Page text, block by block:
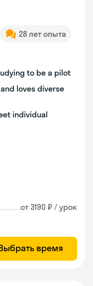
28 лет опыта
to be a pilot
loves diverse
individual
от 3190 ₽ / урок
время